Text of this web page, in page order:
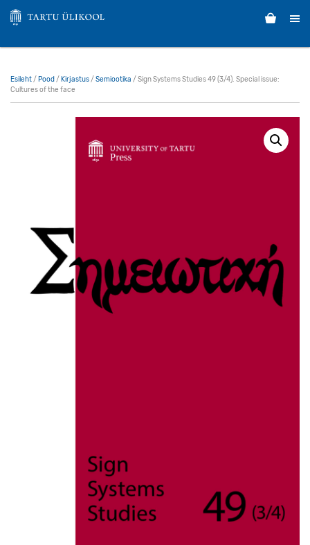
Esileht/ Pood / Kirjastus/ Semiootika / Sign Systems Studies 49 (3/4). Special issue:
Cultures of the face